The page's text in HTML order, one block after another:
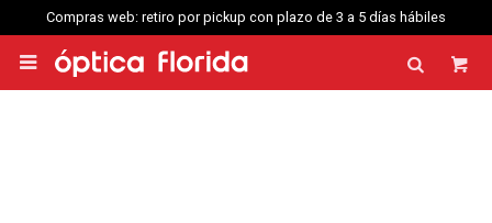
Compras web: retiro por pickup con plazo de 3 a 5 días hábiles
